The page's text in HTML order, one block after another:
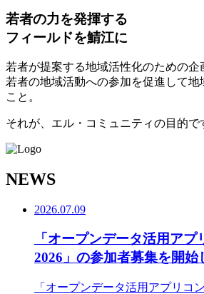
若者の力を発揮する
フィールドを鯖江に
若者が提案する地域活性化のための企
若者の地域活動への参加を促進して地
こと。
それが、エル・コミュニティの目的で
NEWS
2026.07.09
「オープンデータ活用アプ
2026」の参加者募集を開始
「オープンデータ活用アプリコ